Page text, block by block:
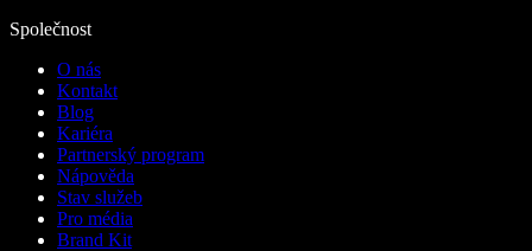
Společnost
O nás
Kontakt
Blog
Kariéra
Partnerský program
Nápověda
Stav služeb
Pro média
Brand Kit